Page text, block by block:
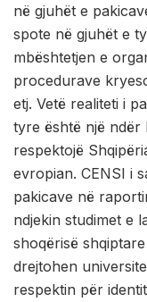
në gjuhët e
spote në gjuhët e
mbështetjen e
procedurave
etj. Vetë realiteti i
tyre është një ndër
respektojë
evropian. CENSI i
pakicave në
ndjekin studimet e
shoqërisë
drejtohen
respektin për